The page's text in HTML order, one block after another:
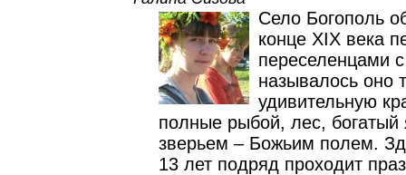
Село Богополь
конце XIX века
переселенцами
называлось оно
удивительную
полные рыбой, лес, богатый
зверьем – Божьим полем.
13 лет подряд проходит